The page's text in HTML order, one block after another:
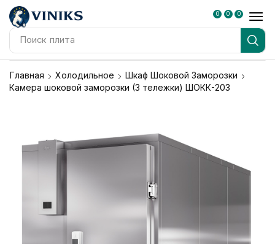
Поиск плита
0 0 0
Главная Холодильное
Шкаф Шоковой Заморозки
Камера шоковой заморозки (3 тележки) ШОКК-203